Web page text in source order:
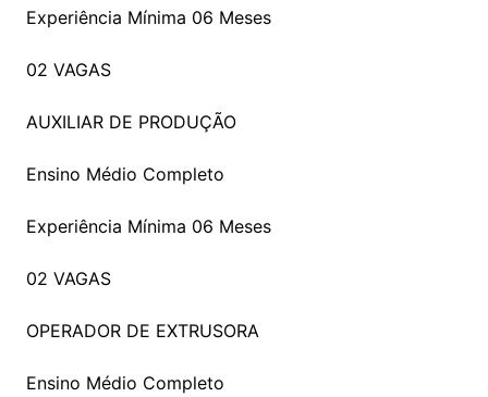
Experiência Mínima 06 Meses
02 VAGAS
AUXILIAR DE PRODUÇÃO
Ensino Médio Completo
Experiência Mínima 06 Meses
02 VAGAS
OPERADOR DE EXTRUSORA
Ensino Médio Completo